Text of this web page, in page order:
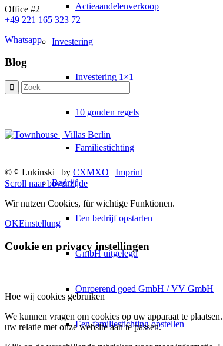
Actieaandelenverkoop
Investering
Investering 1×1
10 gouden regels
Familiestichting
Bedrijf
Een bedrijf opstarten
GmbH uitgelegd
Onroerend goed GmbH / VV GmbH
Een familiestichting opstellen
Office #2
+49 221 165 323 72
Whatsapp
Blog
© ℄ Lukinski | by CXMXO | Imprint
Scroll naar bovenzijde
Wir nutzen Cookies, für wichtige Funktionen.
OKEinstellung
Cookie en privacy instellingen
Hoe wij cookies gebruiken
We kunnen vragen om cookies op uw apparaat te
uw relatie met onze website aan te passen.